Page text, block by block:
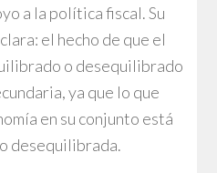
a la política fiscal. Su
el hecho de que el
o desequilibrado
ya que lo que
en su conjunto está
desequilibrada.